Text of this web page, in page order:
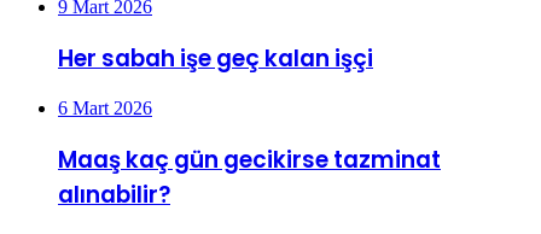
9 Mart 2026
Her sabah işe geç kalan işçi
6 Mart 2026
Maaş kaç gün gecikirse tazminat
alınabilir?